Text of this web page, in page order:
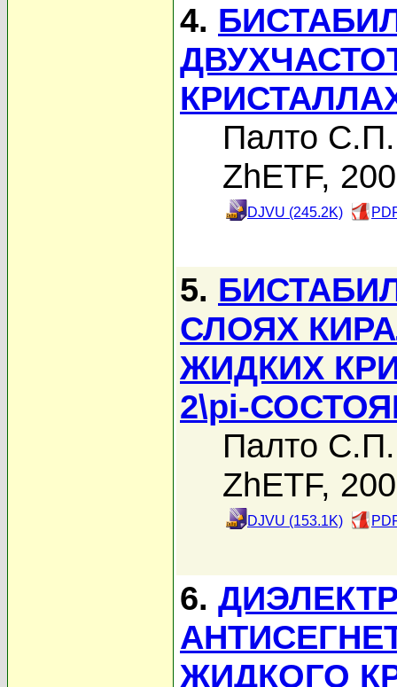
4.
Палто С.П.
ZhETF,
DJVU (245.2K)
5.
СЛОЯХ
ЖИДКИХ
2\pi-
Палто С.П.
ZhETF,
DJVU (153.1K)
6.
ЖИДКОГО